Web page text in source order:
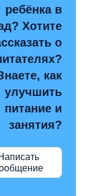
ребёнка в
Хотите
о
как
улучшить
питание и
занятия?